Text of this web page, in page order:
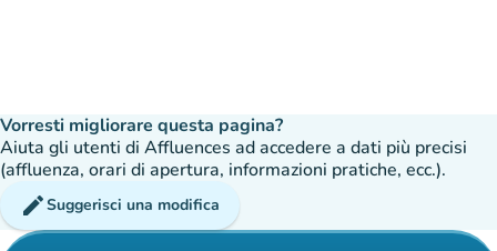
Vorresti migliorare questa pagina?
Aiuta gli utenti di Affluences ad accedere a dati più precisi
(affluenza, orari di apertura, informazioni pratiche, ecc.).
editSuggerisci una modifica